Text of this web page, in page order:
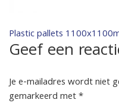
Bericht
navigatie
Plastic pallets
Geef een
Je e-mailadres wordt niet
gemarkeerd met*